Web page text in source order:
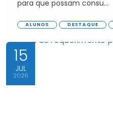
para que possam consu...
ALUNOS DESTAQUE
15
JUL
2026